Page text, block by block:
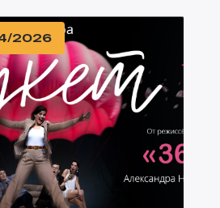
2026